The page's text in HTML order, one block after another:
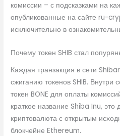
комиссии – с подсказками на
опубликованные на сайте ru-
исключительно в
Почему токен SHIB стал
Каждая транзакция в сети
сжиганию токенов SHIB. Внутри
токен BONE для оплаты
краткое название Shiba Inu, это
криптовалюта с открытым
блокчейне Ethereum.